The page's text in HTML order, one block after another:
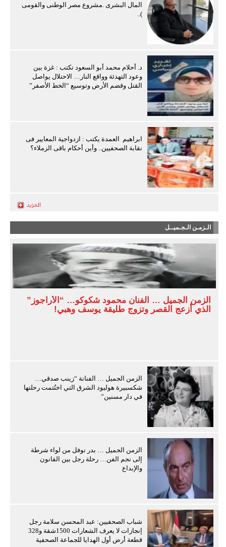
المال البشرى .مشروع مصر الوطنى والقومى
)..
د. أحلام محمد أبو السعود تكتب : غزة بين
وعود التهدئة وواقع النار… الاحتلال يواصل
القتل وقضم الأرض وتوسيع “الخط الأصفر”
ابراهيم العمدة يكتب : ازدواجية المعايير فى
نقابة الصحفيين.. وأين أحكام باقى الزملاء؟
الـزمـن الـجـميــل
الزمن الجميل … الفنان محمود شكوكو… “الأراجوز”
الذي أزعج القصر وتزوج طليقة يوسف وهبي!
الزمن الجميل … الفنانة “زينب صدقي…
شكسبيرة هوليود الشرق التي اختُتمت رحلتها
في دار مسنين”
الزمن الجميل … بدر نوفل من لواء شرطة
إلى نجم الفن… رحلة رجل بين القانون
والإبداع
شباب الصحفيين: عبد المحسن سلامة رجل
إنجازات لا يعرف الشعارات 1500شقة و328
قطعة أرض أول الهدايا للجماعة الصحفية